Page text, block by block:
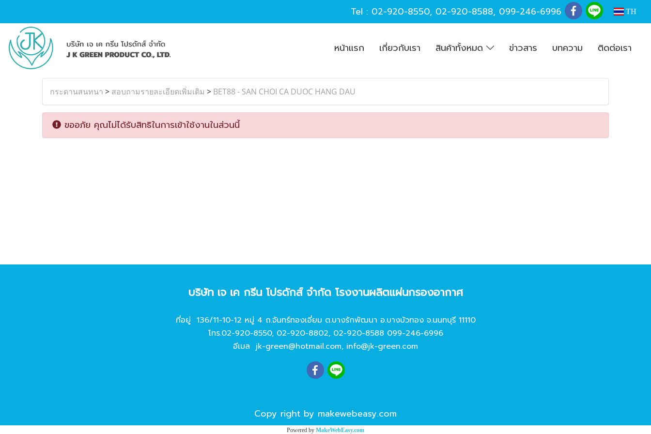
Tel : 02-920-8550, 02-920-8588, 099-246-6996 TH
หน้าแรก เกี่ยวกับเรา สินค้าทั้งหมด ข่าวสาร บทความ ติดต่อเรา
กระดานสนทนา > สอบถามรายละเอียดเพิ่มเติม > BET88 - SAN CHOI CA DUOC HANG DAU
ขออภัย คุณไม่ได้รับสิทธิในการเข้าใช้งานในส่วนนี้
บริษัท เจ เค กรีน โปรดักส์ จํากัด โรงงานผลิตแผ่นกรองอากาศ
ที่อยู่ 136/11-10-12 หมู่ 4 ถ.จันทร์ทองเอี่ยม ต.บางรักพัฒนา อ.บางบัวทอง จ.นนทบุรี 11110
โทร.02-920-8550, 02-920-8802, 02-920-8588 099-246-6996
อีเมล jk-green@hotmail.com, info@jk-green.com
Copy right by makewebeasy.com
Powered by MakeWebEasy.com